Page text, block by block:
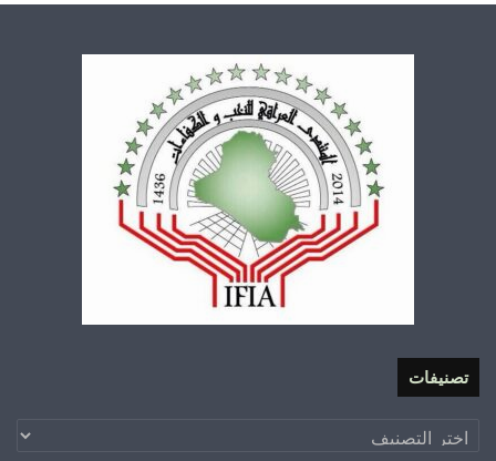
تصنيفات
تصنيفات